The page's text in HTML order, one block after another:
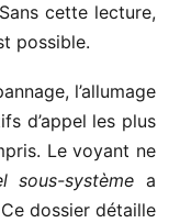
cette lecture,
possible.
l’allumage
d’appel les plus
Le voyant ne
sous-système a
dossier détaille